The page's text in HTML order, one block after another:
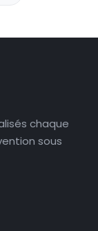
chaque
sous